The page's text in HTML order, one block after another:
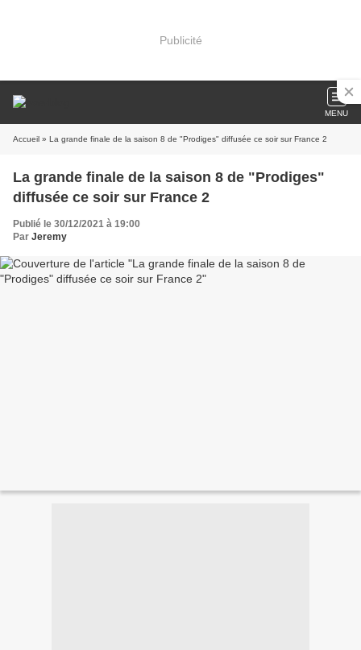
Publicité
MENU
Accueil » La grande finale de la saison 8 de "Prodiges" diffusée ce soir sur France 2
La grande finale de la saison 8 de "Prodiges"
diffusée ce soir sur France 2
Publié le 30/12/2021 à 19:00
Par Jeremy